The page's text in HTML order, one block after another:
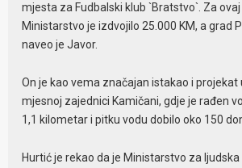
mjesta za Fudbalski klub `Bratstvo`. Za
Ministarstvo je izdvojilo 25.000 KM, a grad
naveo je Javor.
On je kao vema značajan istakao i projekat
mjesnoj zajednici Kamičani, gdje je rađen
1,1 kilometar i pitku vodu dobilo oko 150
Hurtić je rekao da je Ministarstvo za